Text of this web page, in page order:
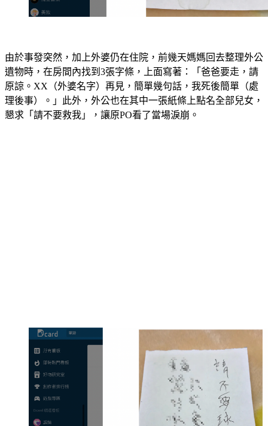
由於事發突然，加上外婆仍在住院，前幾天媽媽回去整理外公
遺物時，在房間內找到3張字條，上面寫著：「爸爸要走，請
原諒。XX（外婆名字）再見，簡單幾句話，我死後簡單（處
理後事）。」此外，外公也在其中一張紙條上點名全部兒女，
懇求「請不要救我」，讓原PO看了當場淚崩。